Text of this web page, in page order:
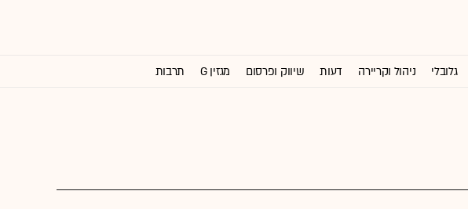
גלובלי ניהול וקריירה דעות שיווק ופרסום מגזין G תרבות